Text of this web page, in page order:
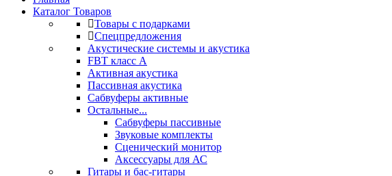
Каталог Товаров
Товары с подарками
Спецпредложения
Акустические системы и акустика
FBT класс А
Активная акустика
Пассивная акустика
Сабвуферы активные
Остальные...
Сабвуферы пассивные
Звуковые комплекты
Сценический монитор
Аксессуары для АС
Гитары и бас-гитары